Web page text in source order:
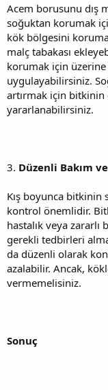
Acem borusunu dış
soğuktan korumak
kök bölgesini
malç tabakası
korumak için
uygulayabilirsiniz.
artırmak için bitkinin
yararlanabilirsiniz.
3. Düzenli Bakım
Kış boyunca bitkinin
kontrol önemlidir.
hastalık veya
gerekli tedbirleri
da düzenli olarak
azalabilir. Ancak,
vermemelisiniz.
Sonuç